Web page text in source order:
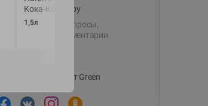
shop@green-market.by
Пишите нам свои вопросы,
предложения и комментарии
Корпоративный сайт Green
Кока-Кола
1,5л